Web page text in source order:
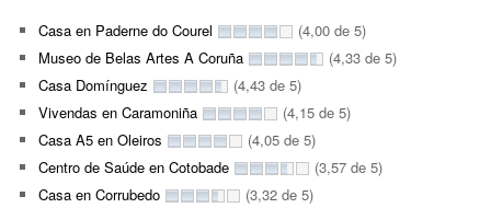
Casa en Paderne do Courel
(4,00 de 5)
Museo de Belas Artes A Coruña
(4,33 de 5)
Casa Domínguez
(4,43 de 5)
Vivendas en Caramoniña
(4,15 de 5)
Casa A5 en Oleiros
(4,05 de 5)
Centro de Saúde en Cotobade
(3,57 de 5)
Casa en Corrubedo
(3,32 de 5)